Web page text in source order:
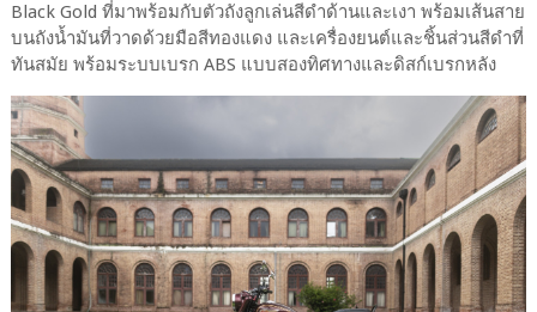
Black Gold ที่มาพร้อมกับตัวถังลูกเล่นสีดำด้านและเงา พร้อมเส้นสาย
บนถังน้ำมันที่วาดด้วยมือสีทองแดง และเครื่องยนต์และชิ้นส่วนสีดำที่
ทันสมัย พร้อมระบบเบรก ABS แบบสองทิศทางและดิสก์เบรกหลัง